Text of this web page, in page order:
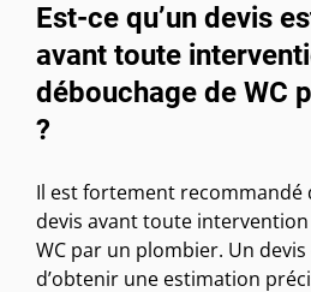
Est-ce qu’un devis
avant toute
débouchage de WC
?
Il est fortement recommandé
devis avant toute
WC par un plombier. Un
d’obtenir une estimation